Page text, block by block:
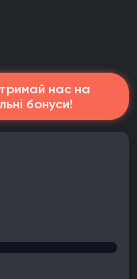
нас на
бонуси!